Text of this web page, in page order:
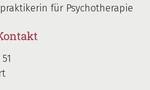
für Psychotherapie